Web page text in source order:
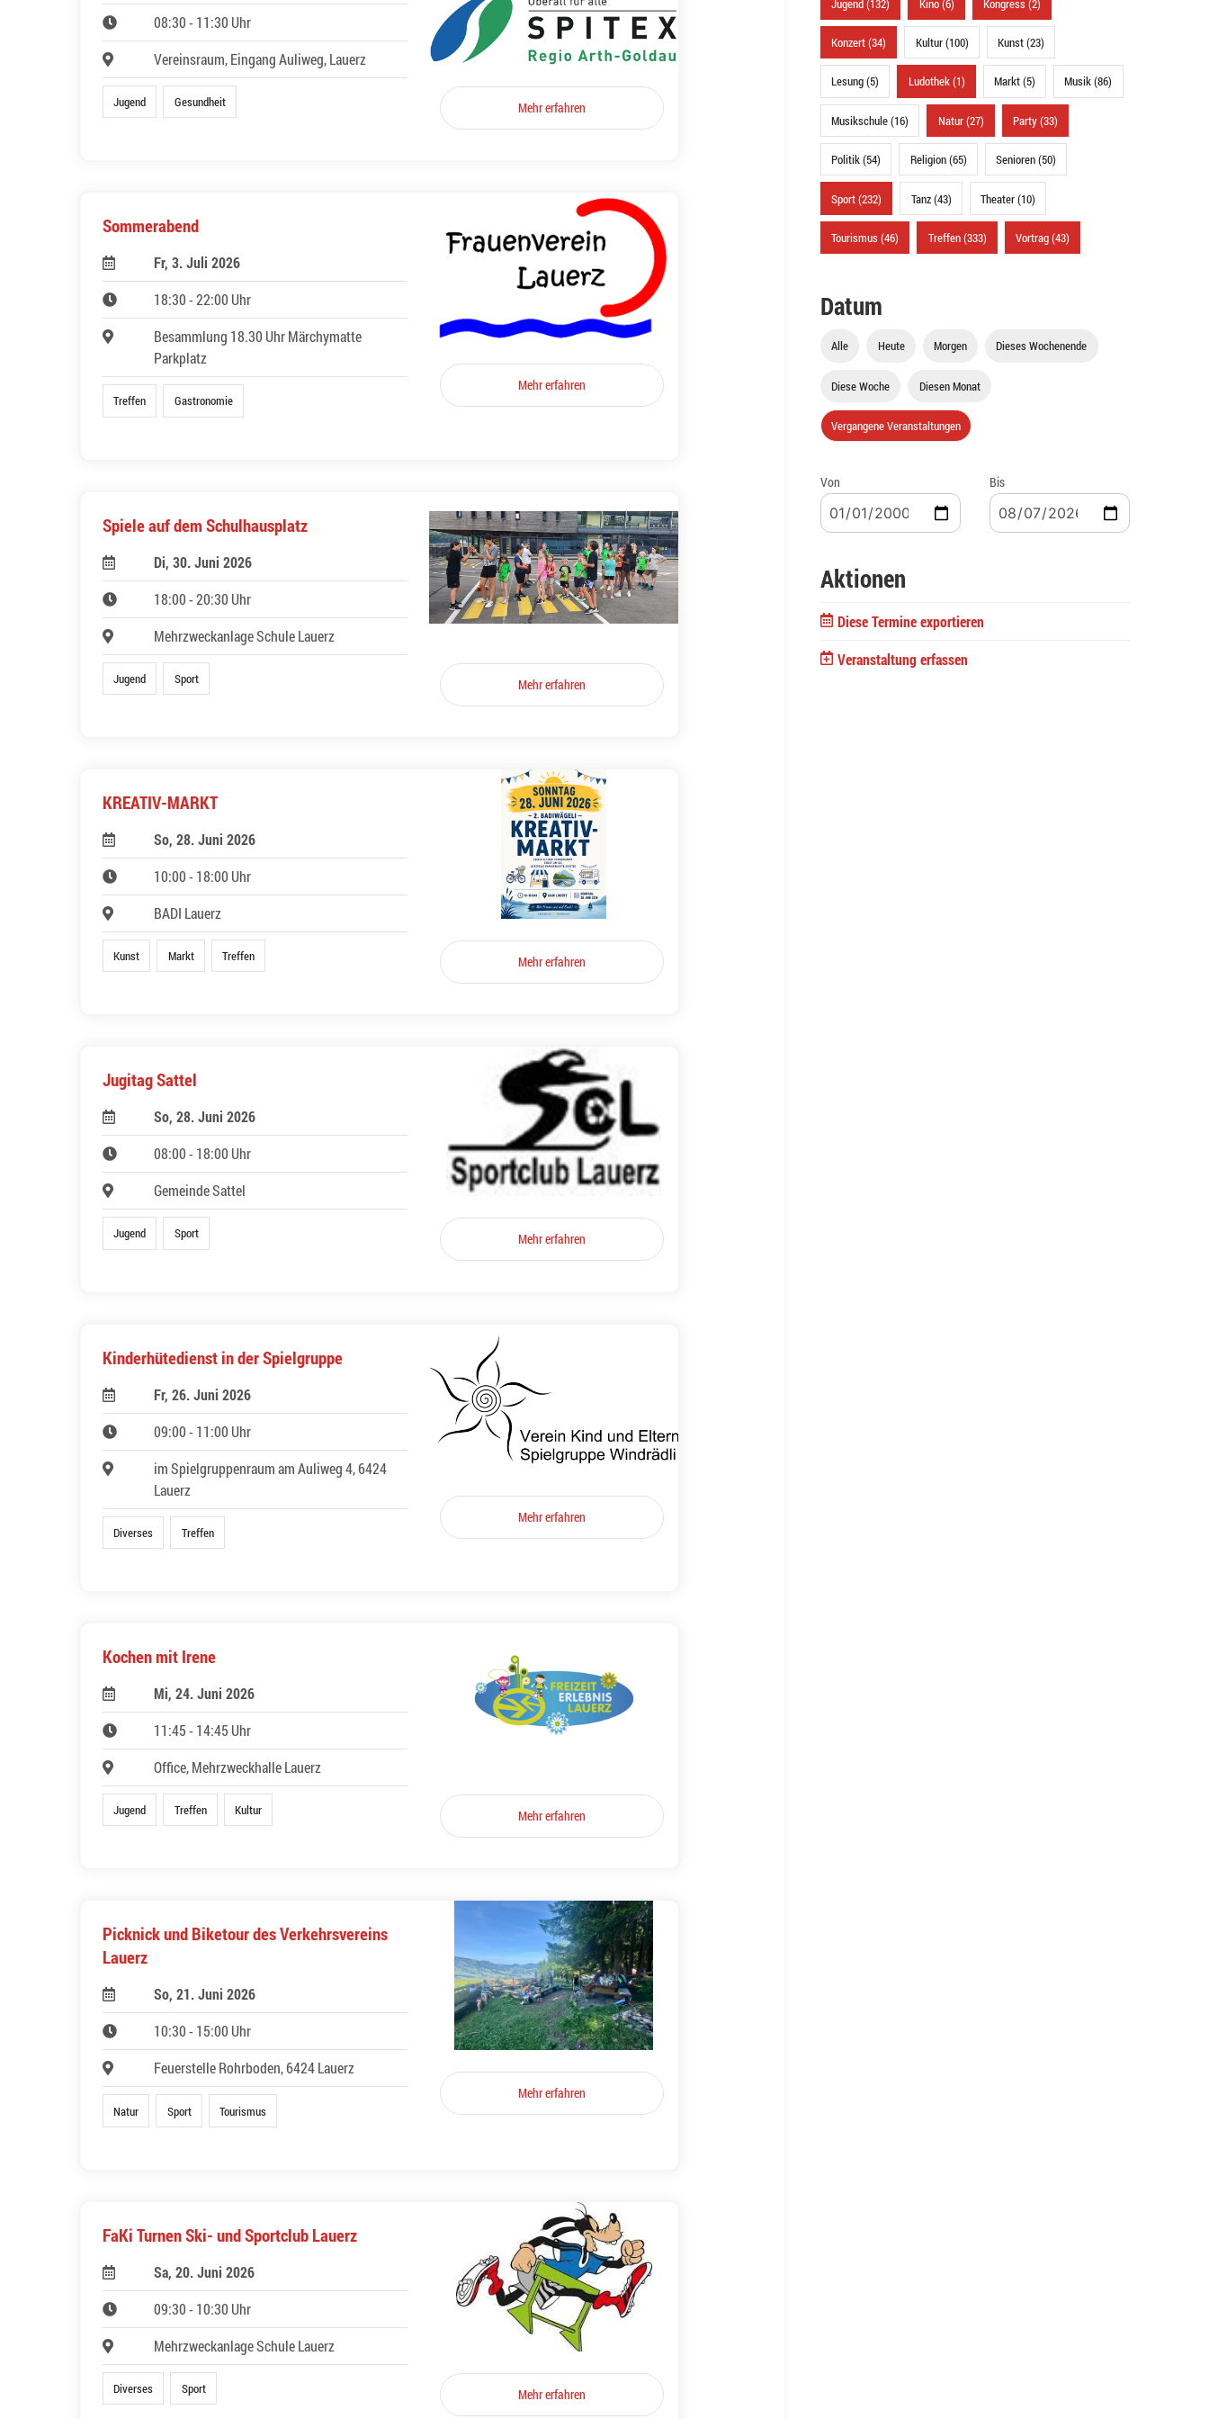
08:30 - 11:30 Uhr
Vereinsraum, Eingang Auliweg, Lauerz
Jugend Gesundheit Mehr erfahren
Sommerabend
Fr, 3. Juli 2026
18:30 - 22:00 Uhr
Besammlung 18.30 Uhr Märchymatte
Parkplatz
Treffen Gastronomie
Mehr erfahren
Spiele auf dem Schulhausplatz
Di, 30. Juni 2026
18:00 - 20:30 Uhr
Mehrzweckanlage Schule Lauerz
Jugend Sport Mehr erfahren
KREATIV-MARKT
So, 28. Juni 2026
10:00 - 18:00 Uhr
BADI Lauerz
Kunst Markt Treffen Mehr erfahren
Jugitag Sattel
So, 28. Juni 2026
08:00 - 18:00 Uhr
Gemeinde Sattel
Jugend Sport Mehr erfahren
Kinderhütedienst in der Spielgruppe
Fr, 26. Juni 2026
09:00 - 11:00 Uhr
im Spielgruppenraum am Auliweg 4, 6424
Lauerz
Diverses Treffen
Mehr erfahren
Kochen mit Irene
Mi, 24. Juni 2026
11:45 - 14:45 Uhr
Office, Mehrzweckhalle Lauerz
Jugend Treffen Kultur Mehr erfahren
Picknick und Biketour des Verkehrsvereins
Lauerz
So, 21. Juni 2026
10:30 - 15:00 Uhr
Feuerstelle Rohrboden, 6424 Lauerz
Natur Sport Tourismus
Mehr erfahren
FaKi Turnen Ski- und Sportclub Lauerz
Sa, 20. Juni 2026
09:30 - 10:30 Uhr
Mehrzweckanlage Schule Lauerz
Diverses Sport Mehr erfahren
Jugend (132) Kino (6) Kongress (2)
Konzert (34) Kultur (100) Kunst (23)
Lesung (5) Ludothek (1) Markt (5) Musik (86)
Musikschule (16) Natur (27) Party (33)
Politik (54) Religion (65) Senioren (50)
Sport (232) Tanz (43) Theater (10)
Tourismus (46) Treffen (333) Vortrag (43)
Datum
Alle Heute Morgen Dieses Wochenende
Diese Woche Diesen Monat
Vergangene Veranstaltungen
Von Bis
Aktionen
Diese Termine exportieren
Veranstaltung erfassen